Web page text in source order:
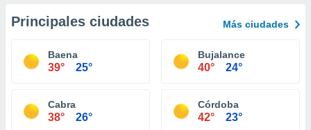
Principales ciudades Más ciudades
Baena
39° 25°
Bujalance
40° 24°
Cabra
38° 26°
Córdoba
42° 23°